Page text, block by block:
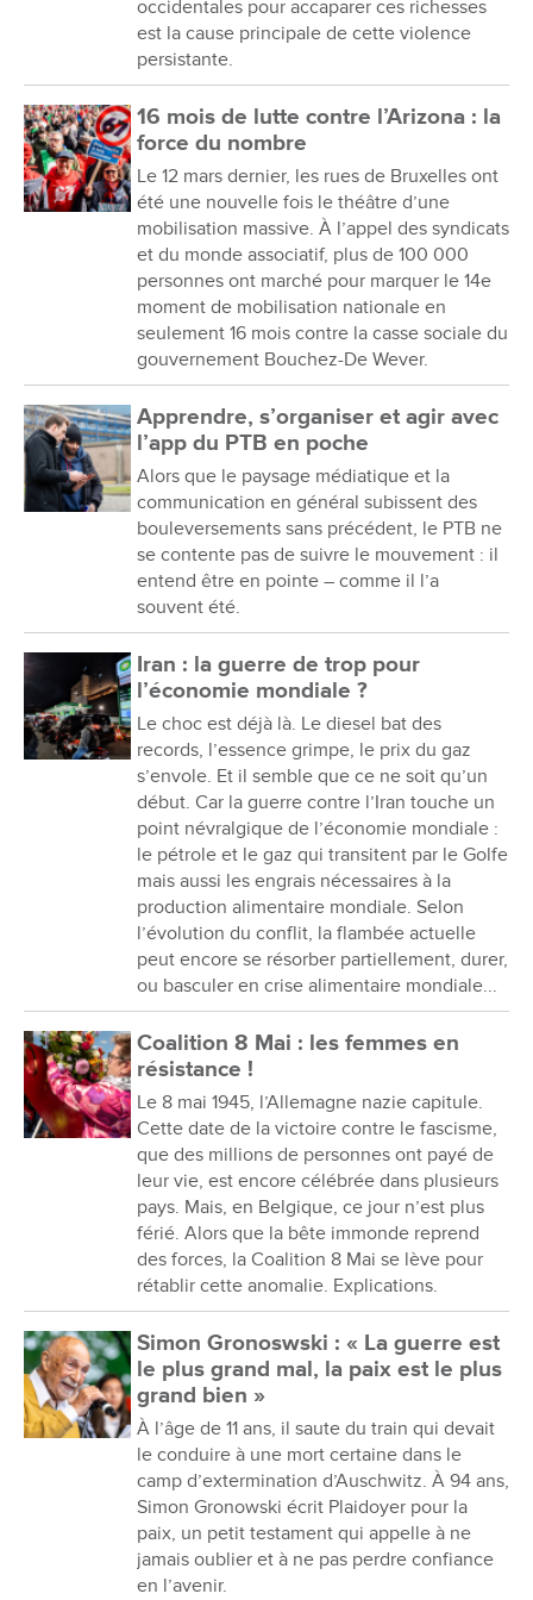
occidentales pour accaparer ces richesses
est la cause principale de cette violence
persistante.
16 mois de lutte contre l’Arizona : la
force du nombre
Le 12 mars dernier, les rues de Bruxelles ont
été une nouvelle fois le théâtre d’une
mobilisation massive. À l’appel des syndicats
et du monde associatif, plus de 100 000
personnes ont marché pour marquer le 14e
moment de mobilisation nationale en
seulement 16 mois contre la casse sociale du
gouvernement Bouchez-De Wever.
Apprendre, s’organiser et agir avec
l’app du PTB en poche
Alors que le paysage médiatique et la
communication en général subissent des
bouleversements sans précédent, le PTB ne
se contente pas de suivre le mouvement : il
entend être en pointe – comme il l’a
souvent été.
Iran : la guerre de trop pour
l’économie mondiale ?
Le choc est déjà là. Le diesel bat des
records, l’essence grimpe, le prix du gaz
s’envole. Et il semble que ce ne soit qu’un
début. Car la guerre contre l’Iran touche un
point névralgique de l’économie mondiale :
le pétrole et le gaz qui transitent par le Golfe
mais aussi les engrais nécessaires à la
production alimentaire mondiale. Selon
l’évolution du conflit, la flambée actuelle
peut encore se résorber partiellement, durer,
ou basculer en crise alimentaire mondiale...
Coalition 8 Mai : les femmes en
résistance !
Le 8 mai 1945, l’Allemagne nazie capitule.
Cette date de la victoire contre le fascisme,
que des millions de personnes ont payé de
leur vie, est encore célébrée dans plusieurs
pays. Mais, en Belgique, ce jour n’est plus
férié. Alors que la bête immonde reprend
des forces, la Coalition 8 Mai se lève pour
rétablir cette anomalie. Explications.
Simon Gronoswski : « La guerre est
le plus grand mal, la paix est le plus
grand bien »
À l’âge de 11 ans, il saute du train qui devait
le conduire à une mort certaine dans le
camp d’extermination d’Auschwitz. À 94 ans,
Simon Gronowski écrit Plaidoyer pour la
paix, un petit testament qui appelle à ne
jamais oublier et à ne pas perdre confiance
en l’avenir.